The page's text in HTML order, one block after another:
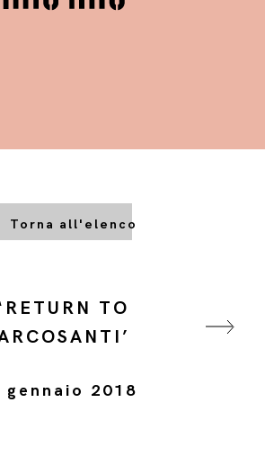
Torna all'elenco
TO
gennaio 2018